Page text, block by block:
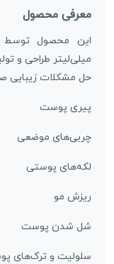
معرفی محصول
میلی‌لیتر طراحی و
حل مشکلات زیبایی
پیری پوست
چربی‌های موضعی
لکه‌های پوستی
ریزش مو
شل شدن پوست
سلولیت و ترک‌های